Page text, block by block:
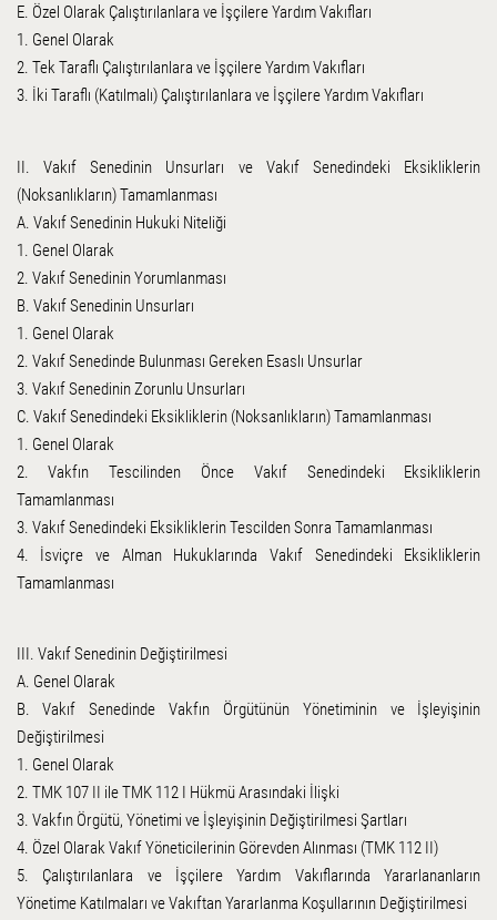
E. Özel Olarak Çalıştırılanlara ve İşçilere Yardım Vakıfları
1. Genel Olarak
2. Tek Taraflı Çalıştırılanlara ve İşçilere Yardım Vakıfları
3. İki Taraflı (Katılmalı) Çalıştırılanlara ve İşçilere Yardım Vakıfları
II. Vakıf Senedinin Unsurları ve Vakıf Senedindeki Eksikliklerin
(Noksanlıkların) Tamamlanması
A. Vakıf Senedinin Hukuki Niteliği
1. Genel Olarak
2. Vakıf Senedinin Yorumlanması
B. Vakıf Senedinin Unsurları
1. Genel Olarak
2. Vakıf Senedinde Bulunması Gereken Esaslı Unsurlar
3. Vakıf Senedinin Zorunlu Unsurları
C. Vakıf Senedindeki Eksikliklerin (Noksanlıkların) Tamamlanması
1. Genel Olarak
2. Vakfın Tescilinden Önce Vakıf Senedindeki Eksikliklerin
Tamamlanması
3. Vakıf Senedindeki Eksikliklerin Tescilden Sonra Tamamlanması
4. İsviçre ve Alman Hukuklarında Vakıf Senedindeki Eksikliklerin
Tamamlanması
III. Vakıf Senedinin Değiştirilmesi
A. Genel Olarak
B. Vakıf Senedinde Vakfın Örgütünün Yönetiminin ve İşleyişinin
Değiştirilmesi
1. Genel Olarak
2. TMK 107 II ile TMK 112 I Hükmü Arasındaki İlişki
3. Vakfın Örgütü, Yönetimi ve İşleyişinin Değiştirilmesi Şartları
4. Özel Olarak Vakıf Yöneticilerinin Görevden Alınması (TMK 112 II)
5. Çalıştırılanlara ve İşçilere Yardım Vakıflarında Yararlananların
Yönetime Katılmaları ve Vakıftan Yararlanma Koşullarının Değiştirilmesi